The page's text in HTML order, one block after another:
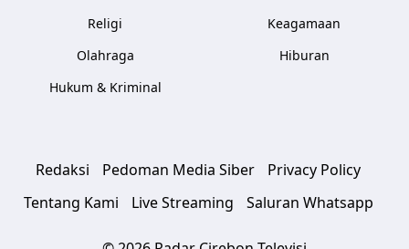
Religi
Olahraga
Hukum & Kriminal
Keagamaan
Hiburan
Redaksi Pedoman Media Siber
Privacy Policy
Tentang Kami
Live Streaming Saluran Whatsapp